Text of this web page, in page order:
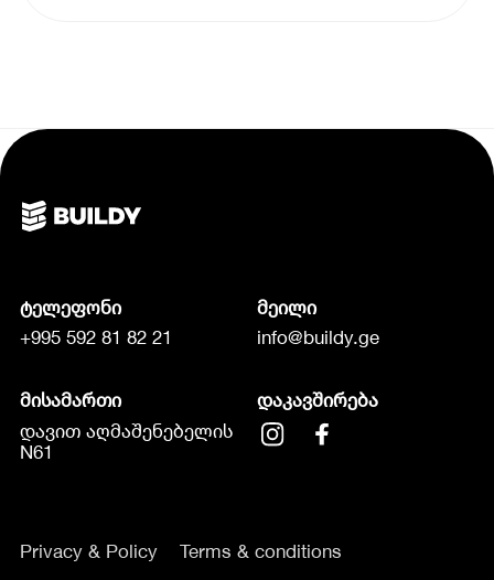
ტელეფონი
+995 592 81 82 21
მეილი
info@buildy.ge
მისამართი
დავით აღმაშენებელის
N61
დაკავშირება
Privacy & Policy Terms & conditions